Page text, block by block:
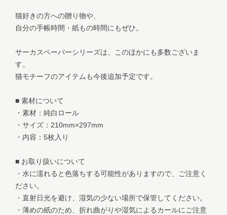
猫好きの方への贈り物や、
自分の手帳時間・紙もの時間にもぜひ。
サーカスペーパーシリーズは、このほかにも多数ございま
す。
猫モチーフのアイテムも今後追加予定です。
■ 素材について
・素材：純白ロール
・サイズ：210mm×297mm
・内容：5枚入り
■ お取り扱いについて
・水に濡れると色落ちする可能性がありますので、ご注意く
ださい。
・直射日光を避け、湿気の少ない場所で保管してください。
・薄めの紙のため、折れ曲がりや湿気によるカールにご注意